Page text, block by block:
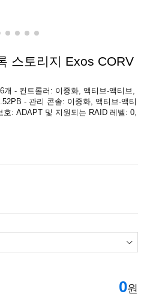
스토리지 Exos CORV
개 - 컨트롤러: 이중화, 액티브-액티브,
- 관리 콘솔: 이중화, 액티브-액티
호: ADAPT 및 지원되는 RAID 레벨: 0,
0원